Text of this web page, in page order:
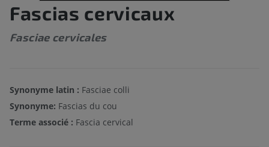
Fascias cervicaux
Fasciae cervicales
Synonyme latin : Fasciae colli
Synonyme: Fascias du cou
Terme associé : Fascia cervical